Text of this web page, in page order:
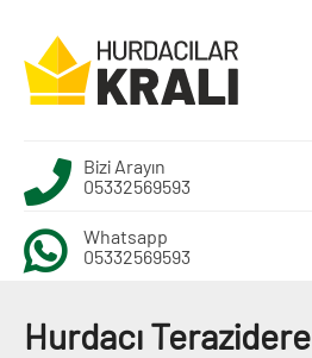
Bizi Arayın
05332569593
Whatsapp
05332569593
Hurdacı Terazidere